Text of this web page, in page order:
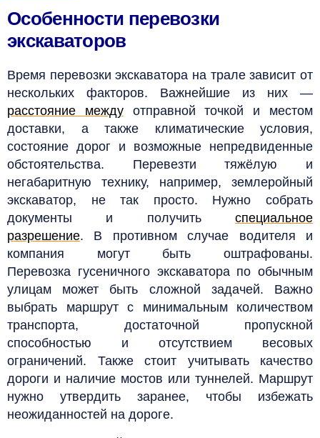
Особенности перевозки
экскаваторов
Время перевозки экскаватора на трале зависит от
нескольких факторов. Важнейшие из них —
расстояние междуотправной точкой и местом
доставки, а также климатические условия,
состояние дорог и возможные непредвиденные
обстоятельства. Перевезти тяжёлую и
негабаритную технику, например, землеройный
экскаватор, не так просто. Нужно собрать
документы и получить специальное
разрешение. В противном случае водителя и
компания могут быть оштрафованы.
Перевозка гусеничного экскаваторапо обычным
улицам может быть сложной задачей. Важно
выбрать маршрут с минимальным количеством
транспорта, достаточной пропускной
способностью и отсутствием весовых
ограничений. Также стоит учитывать качество
дороги и наличие мостов или туннелей. Маршрут
нужно утвердить заранее, чтобы избежать
неожиданностей на дороге.